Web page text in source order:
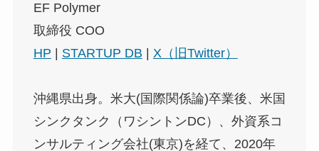
EF Polymer
取締役 COO
HP
STARTUP DB X（旧Twitter）
沖縄県出身。米大(国際関係論)卒業後、米国
シンクタンク（ワシントンDC）、外資系コ
ンサルティング会社(東京)を経て、2020年